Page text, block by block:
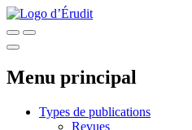
Menu principal
Types de publications
Revues